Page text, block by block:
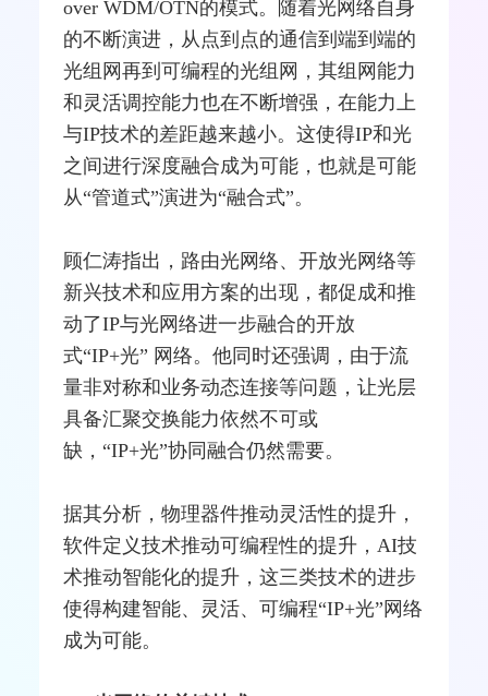
overWDM/OTN的模式。随着光网络自身
的不断演进，从点到点的通信到端到端的
光组网再到可编程的光组网，其组网能力
和灵活调控能力也在不断增强，在能力上
与IP技术的差距越来越小。这使得IP和光
之间进行深度融合成为可能，也就是可能
从“管道式”演进为“融合式”。
顾仁涛指出，路由光网络、开放光网络等
新兴技术和应用方案的出现，都促成和推
动了IP与光网络进一步融合的开放
式“IP+光” 网络。他同时还强调，由于流
量非对称和业务动态连接等问题，让光层
具备汇聚交换能力依然不可或
缺，“IP+光”协同融合仍然需要。
据其分析，物理器件推动灵活性的提升，
软件定义技术推动可编程性的提升，AI技
术推动智能化的提升，这三类技术的进步
使得构建智能、灵活、可编程“IP+光”网络
成为可能。